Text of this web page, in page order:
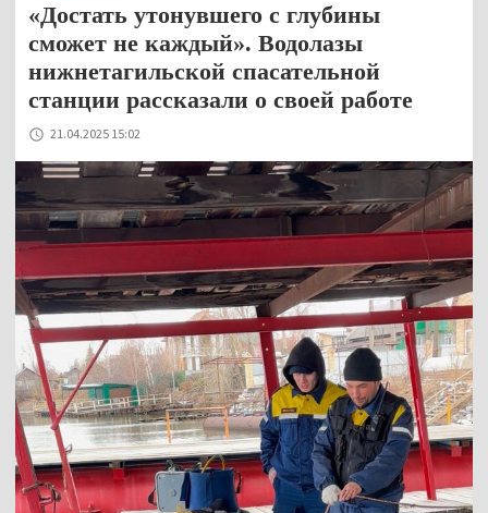
«Достать утонувшего с глубины
сможет не каждый». Водолазы
нижнетагильской спасательной
станции рассказали о своей работе
21.04.2025 15:02